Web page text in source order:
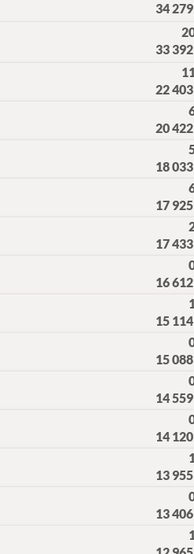
34 279
33 392
11
22 403
20 422
18 033
17 925
17 433
16 612
1
15 114
15 088
14 559
14 120
1
13 955
13 406
1